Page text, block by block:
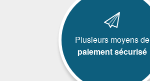
Plusieurs moyens de
paiement sécurisé